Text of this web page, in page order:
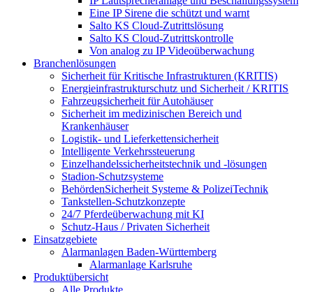
Eine IP Sirene die schützt und warnt
Salto KS Cloud-Zutrittslösung
Salto KS Cloud-Zutrittskontrolle
Von analog zu IP Videoüberwachung
Branchenlösungen
Sicherheit für Kritische Infrastrukturen (KRITIS)
Energieinfrastrukturschutz und Sicherheit / KRITIS
Fahrzeugsicherheit für Autohäuser
Sicherheit im medizinischen Bereich und
Krankenhäuser
Logistik- und Lieferkettensicherheit
Intelligente Verkehrssteuerung
Einzelhandelssicherheitstechnik und -lösungen
Stadion-Schutzsysteme
BehördenSicherheit Systeme & PolizeiTechnik
Tankstellen-Schutzkonzepte​
24/7 Pferdeüberwachung mit KI
Schutz-Haus / Privaten Sicherheit
Einsatzgebiete
Alarmanlagen Baden-Württemberg
Alarmanlage Karlsruhe
Produktübersicht
Alle Produkte